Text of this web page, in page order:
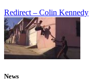
Redirect – Colin Kennedy
News